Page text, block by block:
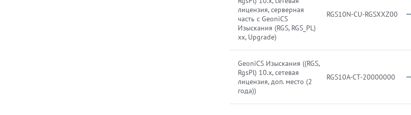
лицензия, серверная
часть с GeoniCS
Изыскания (RGS, RGS_PL)
xx, Upgrade)
RGS10N-CU-RGSXXZ00
GeoniCS Изыскания ((RGS,
RgsPl) 10.x, сетевая
лицензия, доп. место (2
года))
RGS10A-CT-20000000